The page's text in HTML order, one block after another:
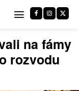
na fámy
rozvodu